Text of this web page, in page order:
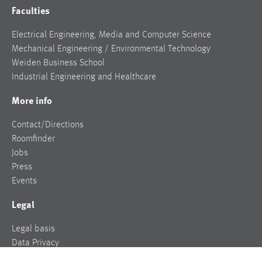
Faculties
Electrical Engineering, Media and Computer Science
Mechanical Engineering / Environmental Technology
Weiden Business School
Industrial Engineering and Healthcare
More info
Contact/Directions
Roomfinder
Jobs
Press
Events
Legal
Legal basis
Data Privacy